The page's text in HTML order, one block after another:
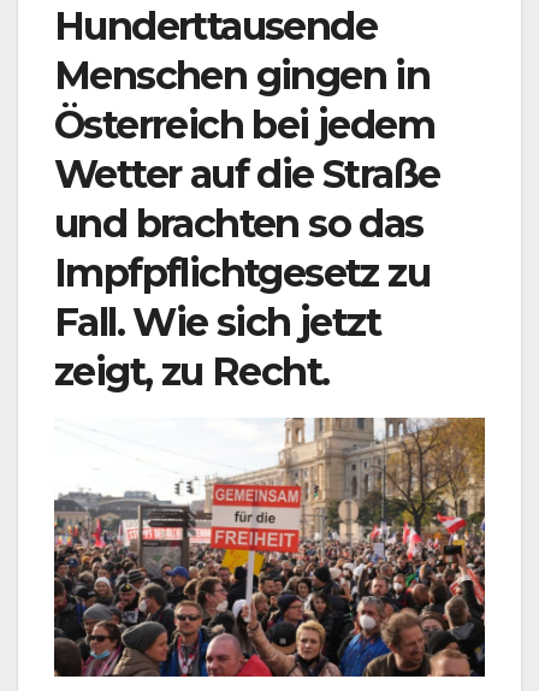
Hunderttausende
Menschen gingen in
Österreich bei jedem
Wetter auf die Straße
und brachten so das
Impfpflichtgesetz zu
Fall. Wie sich jetzt
zeigt, zu Recht.